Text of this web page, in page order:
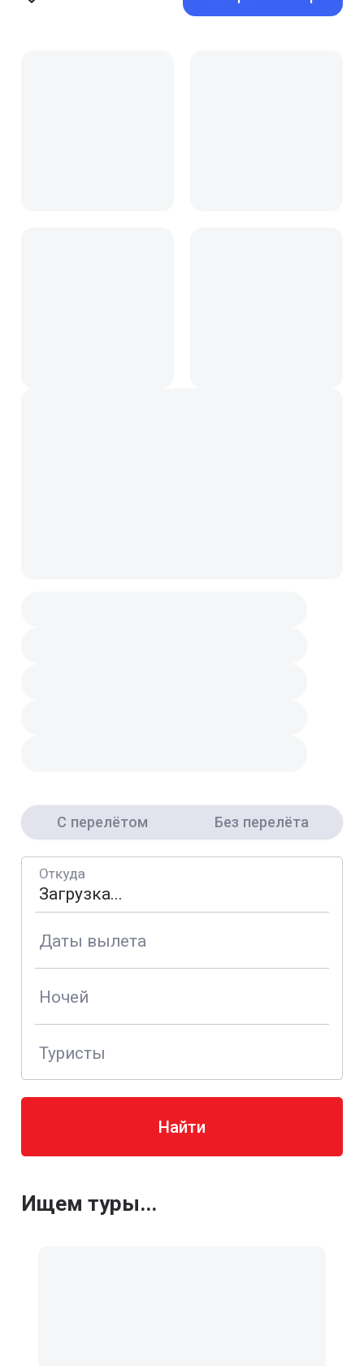
С перелётом Без перелёта
Откуда
Даты вылета
Ночей
Туристы
Найти
Ищем туры...